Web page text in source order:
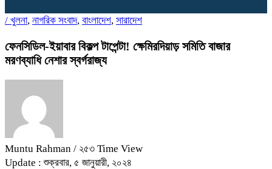
/ খুলনা, নাগরিক সংবাদ, বাংলাদেশ, সারাদেশ
ফেনসিডিল-ইয়াবার বিকল্প টাপেন্টা! ক্ষেমিরদিয়াড় সমিতি বাজার
মরণব্যাধি নেশার স্বর্গরাজ্য
Muntu Rahman / ২৫৩ Time View
Update : শুক্রবার, ৫ জানুয়ারী, ২০২৪